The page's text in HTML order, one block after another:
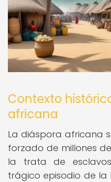
Contexto
africana
La diáspora africana
forzado de millones
la trata de
trágico episodio de la